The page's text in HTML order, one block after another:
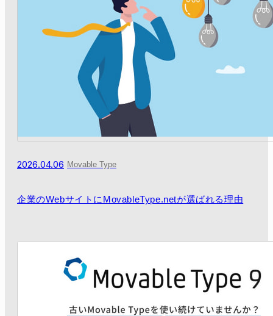
2026.04.06 Movable Type
企業のWebサイトにMovableType.netが選ばれる理由